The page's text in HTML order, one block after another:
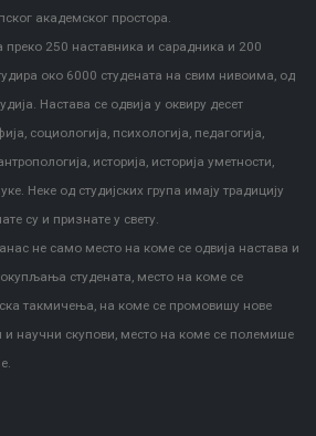
академског простора.
250 наставника и сарадника и 200
око 6000 студената на свим нивоима, од
Настава се одвија у оквиру десет
социологија, психологија, педагогија,
историја, историја уметности,
Неке од студијских група имају традицију
су и признате у свету.
не само место на коме се одвија настава и
студената, место на коме се
такмичења, на коме се промовишу нове
и научни скупови, место на коме се полемише